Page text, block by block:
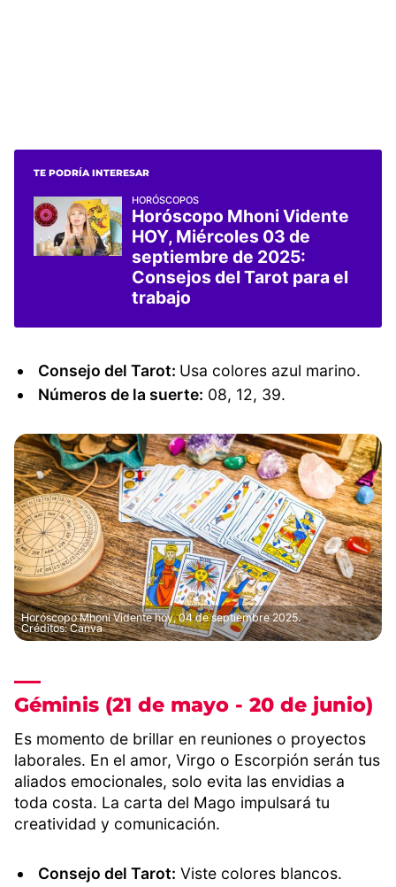
TE PODRÍA INTERESAR
HORÓSCOPOS
Horóscopo Mhoni Vidente
HOY, Miércoles 03 de
septiembre de 2025:
Consejos del Tarot para el
trabajo
Consejo del Tarot: Usa colores azul marino.
Números de la suerte: 08, 12, 39.
Horóscopo Mhoni Vidente hoy, 04 de septiembre 2025.
Créditos: Canva
Géminis (21 de mayo - 20 de junio)
Es momento de brillar en reuniones o proyectos
laborales. En el amor, Virgo o Escorpión serán tus
aliados emocionales, solo evita las envidias a
toda costa. La carta del Mago impulsará tu
creatividad y comunicación.
Consejo del Tarot: Viste colores blancos.